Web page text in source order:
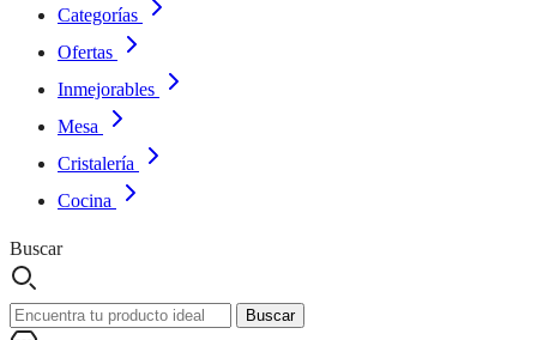
Categorías
Ofertas
Inmejorables
Mesa
Cristalería
Cocina
Buscar
Buscar